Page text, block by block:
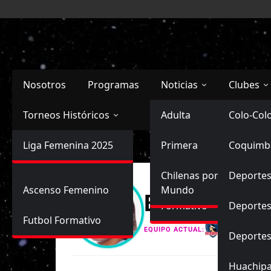
al
contenido
Nosotros Programas Noticias
Selección Chilena
Adulta
Sub-20
Sub-17
Futbol Nacional
Primera
Ascenso
Formativo
Futbol Internacional
Chilenas por el
Mundo
Clubes
Primera
Colo-
Ascenso
Torneos Históricos
Primera División
Femenina
Liga Femenina 2025
Ascenso Femenino
Futbol Formativo
Bernardita
EQUIPO ACTUAL: Colo-Colo